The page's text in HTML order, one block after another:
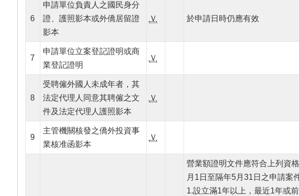
6
申請單位負責人之國民身分
證、護照影本或外僑居留證
影本
Ｖ 於申請日時仍應有效
7
申請單位立案登記證明或商
業登記證明
Ｖ
8
受聘僱外國人未成年者，其
法定代理人同意其聘僱之文
件及法定代理人護照影本
Ｖ
9
主管機關核發之僑外投資事
業核准函影本
Ｖ
營業額證明文件應符合上列資
月1日至隔年5月31日之申請案
1.設立滿1年以上，最近1年或